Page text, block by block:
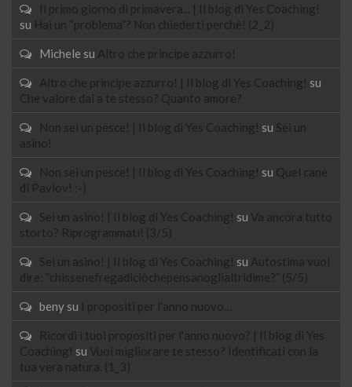
Il primo giorno di primavera... | Il blog di Yes Coaching!
su
Hai un “problema”? Non chiederti perchè! (2_2)
Michele su Altro che principe azzurro!
Altro che principe azzurro! | Il blog di Yes Coaching! su
Che valore dai a te stesso? Quanto amore?
Non sei un pesce! | Il blog di Yes Coaching! su Sei un
asino!
Non sei un pesce! | Il blog di Yes Coaching! su
Quel cane
di Pavlov! :-)
Sei un asino! | Il blog di Yes Coaching! su Va ancora tutto
storto? Riprogrammati! (3/5)
Sei un asino! | Il blog di Yes Coaching! su
Autostima vuol
dire: “chissenefregadiciòchepensanoglialtridime?” (5/5)
beny su I propositi per l’anno nuovo…
Ricordi i tuoi propositi per l'anno nuovo? | Il blog di Yes
Coaching! su Vuoi migliorare te stesso? Identificati con la
tua vera natura. (1_3)